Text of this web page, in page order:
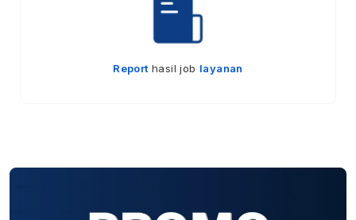
Reporthasil job layanan